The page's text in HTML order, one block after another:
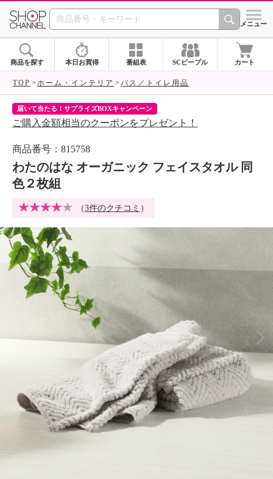
SHOP CHANNEL シメニュー
商品を探す 本日お買得 番組表 SCピープル カート
TOP ホーム・インテリア バス／トイレ用品
届いて当たる！サプライズBOXキャンペーン
ご購入金額相当のクーポンをプレゼント！
商品番号：815758
わたのはな オーガニック フェイスタオル 同
色２枚組
（3件のクチコミ ）